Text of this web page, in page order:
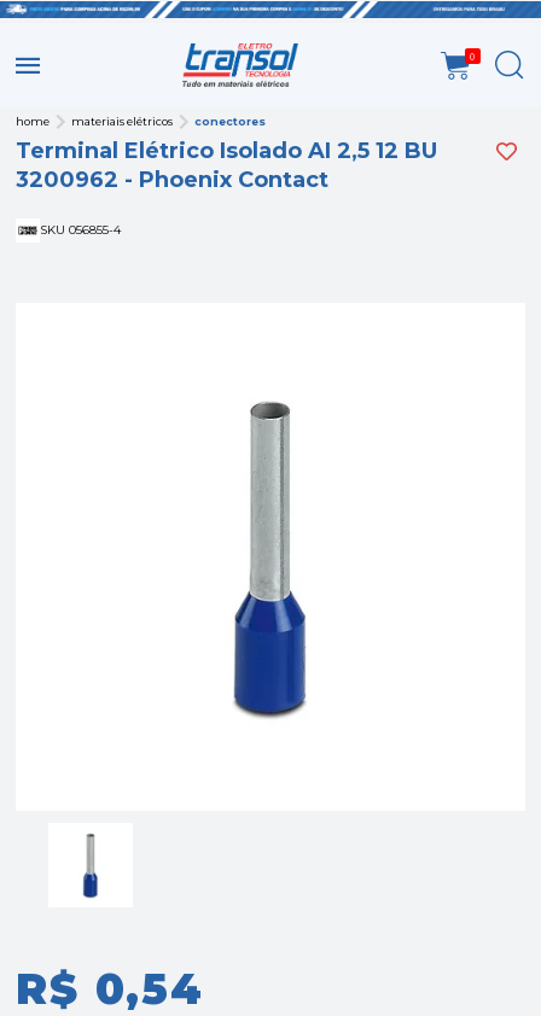
0
home materiais elétricos conectores
Terminal Elétrico Isolado AI 2,5 12 BU
3200962 - Phoenix Contact
SKU 056855-4
R$ 0,54